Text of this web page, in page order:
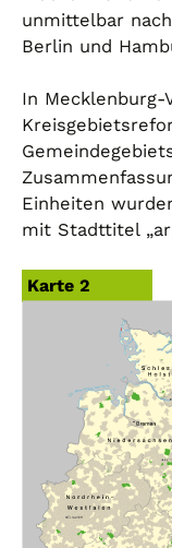
unmittelbar
Berlin und
In Mecklenburg-
Einheiten
mit Stadttitel
Karte 2